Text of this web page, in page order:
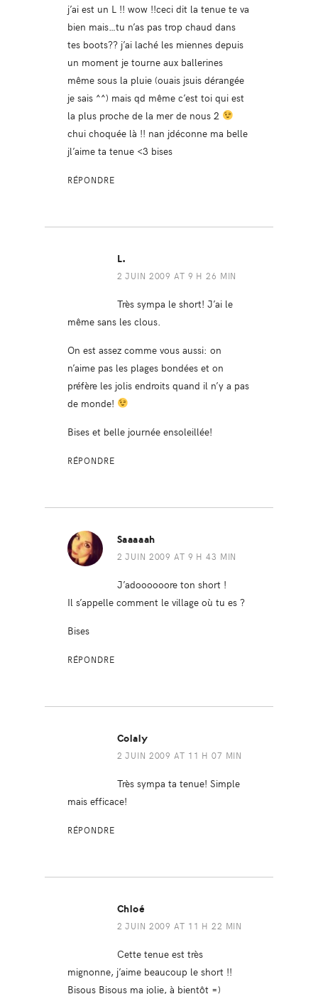
j’ai est un L !! wow !!ceci dit la tenue te va
bien mais…tu n’as pas trop chaud dans
tes boots?? j’ai laché les miennes depuis
un moment je tourne aux ballerines
même sous la pluie (ouais jsuis dérangée
je sais ^^) mais qd même c’est toi qui est
la plus proche de la mer de nous 2
chui choquée là !! nan jdéconne ma belle
jl’aime ta tenue <3 bises
RÉPONDRE
L.
2 JUIN 2009 AT 9 H 26 MIN
Très sympa le short! J’ai le
même sans les clous.
On est assez comme vous aussi: on
n’aime pas les plages bondées et on
préfère les jolis endroits quand il n’y a pas
de monde!
Bises et belle journée ensoleillée!
RÉPONDRE
Saaaaah
2 JUIN 2009 AT 9 H 43 MIN
J’adoooooore ton short !
Il s’appelle comment le village où tu es ?
Bises
RÉPONDRE
Colaly
2 JUIN 2009 AT 11 H 07 MIN
Très sympa ta tenue! Simple
mais efficace!
RÉPONDRE
Chloé
2 JUIN 2009 AT 11 H 22 MIN
Cette tenue est très
mignonne, j’aime beaucoup le short !!
Bisous Bisous ma jolie, à bientôt =)